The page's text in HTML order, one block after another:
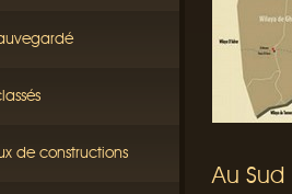
de constructions
Au